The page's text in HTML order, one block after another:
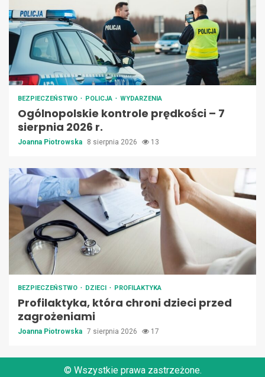
BEZPIECZEŃSTWO POLICJA WYDARZENIA
Ogólnopolskie kontrole prędkości – 7
sierpnia 2026 r.
Joanna Piotrowska 8 sierpnia 2026 13
BEZPIECZEŃSTWO DZIECI PROFILAKTYKA
Profilaktyka, która chroni dzieci przed
zagrożeniami
Joanna Piotrowska 7 sierpnia 2026 17
© Wszystkie prawa zastrzeżone.